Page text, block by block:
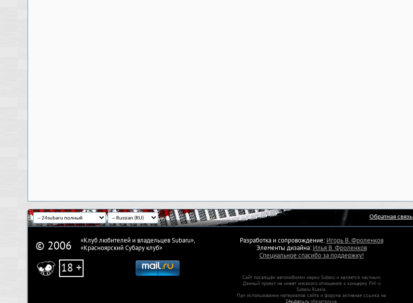
Обратная связь
© 2006
«Клуб любителей и владельцев Subaru»,
«Красноярский Субару клуб»
18 +
Разработка и сопровождение: Игорь В. Фроленков
Элементы дизайна: Илья В. Фроленков
Специальное спасибо за поддержку!
Сайт посвящён автомобилям марки Subaru и является частным.
Данный проект не имеет никакого отношения к концерну FHI и
Subaru Russia.
При использовании материалов сайта и форума активная ссылка на
24subaru.ruобязательна.